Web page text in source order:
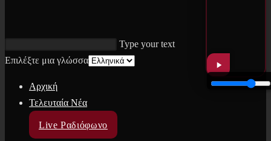
Type your text
Επιλέξτε μια γλώσσα
Αρχική
Τελευταία Νέα
Live Ραδιόφωνο